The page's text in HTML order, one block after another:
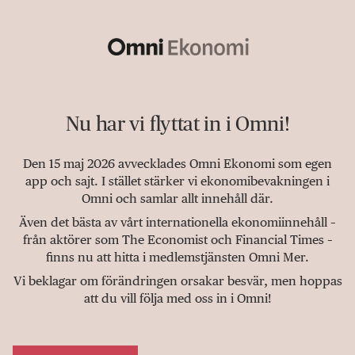
Nu har vi flyttat in i Omni!
Den 15 maj 2026 avvecklades Omni Ekonomi som egen
app och sajt. I stället stärker vi ekonomibevakningen i
Omni och samlar allt innehåll där.
Även det bästa av vårt internationella ekonomiinnehåll –
från aktörer som The Economist och Financial Times –
finns nu att hitta i medlemstjänsten Omni Mer.
Vi beklagar om förändringen orsakar besvär, men hoppas
att du vill följa med oss in i Omni!